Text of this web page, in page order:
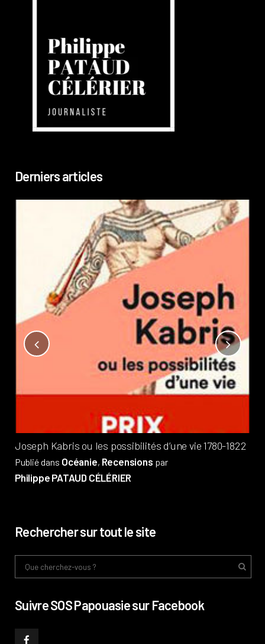
Derniers articles
Joseph Kabris ou les possibilités d’une vie 1780-1822
Publié dans Océanie, Recensions par
Philippe PATAUD CÉLÉRIER
Rechercher sur tout le site
Suivre SOS Papouasie sur Facebook